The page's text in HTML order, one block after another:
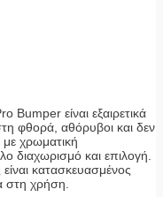
Bumper είναι εξαιρετικά
φθορά, αθόρυβοι και δεν
χρωματική
διαχωρισμό και επιλογή.
κατασκευασμένος
στη χρήση.